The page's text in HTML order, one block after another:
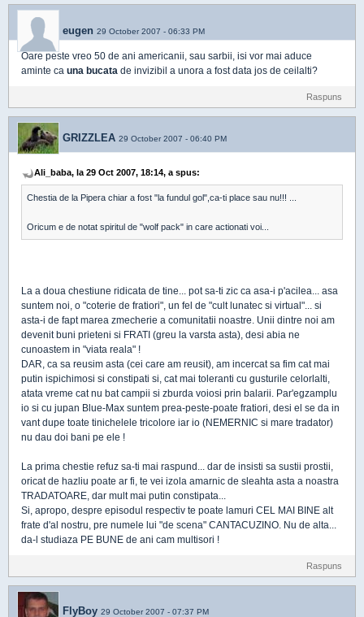
eugen 29 October 2007 - 06:33 PM
Oare peste vreo 50 de ani americanii, sau sarbii, isi vor mai aduce
aminte ca una bucata de invizibil a unora a fost data jos de ceilalti?
Raspuns
GRIZZLEA 29 October 2007 - 06:40 PM
Ali_baba, la 29 Oct 2007, 18:14, a spus:
Chestia de la Pipera chiar a fost "la fundul gol",ca-ti place sau nu!!! ...
Oricum e de notat spiritul de "wolf pack" in care actionati voi...
La a doua chestiune ridicata de tine... pot sa-ti zic ca asa-i p'acilea... asa
suntem noi, o "coterie de fratiori", un fel de "cult lunatec si virtual"... si
asta-i de fapt marea zmecherie a comunitatii noastre. Unii dintre noi am
devenit buni prieteni si FRATI (greu la varsta asta), desi abia ne
cunoastem in "viata reala" !
DAR, ca sa reusim asta (cei care am reusit), am incercat sa fim cat mai
putin ispichimosi si constipati si, cat mai toleranti cu gusturile celorlalti,
atata vreme cat nu bat campii si zburda voiosi prin balarii. Par'egzamplu
io si cu jupan Blue-Max suntem prea-peste-poate fratiori, desi el se da in
vant dupe toate tinichelele tricolore iar io (NEMERNIC si mare tradator)
nu dau doi bani pe ele !
La prima chestie refuz sa-ti mai raspund... dar de insisti sa sustii prostii,
oricat de hazliu poate ar fi, te vei izola amarnic de sleahta asta a noastra
TRADATOARE, dar mult mai putin constipata...
Si, apropo, despre episodul respectiv te poate lamuri CEL MAI BINE alt
frate d'al nostru, pre numele lui "de scena" CANTACUZINO. Nu de alta...
da-l studiaza PE BUNE de ani cam multisori !
Raspuns
FlyBoy 29 October 2007 - 07:37 PM